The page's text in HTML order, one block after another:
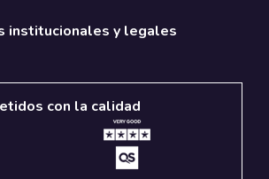
institucionales y legales
con la calidad